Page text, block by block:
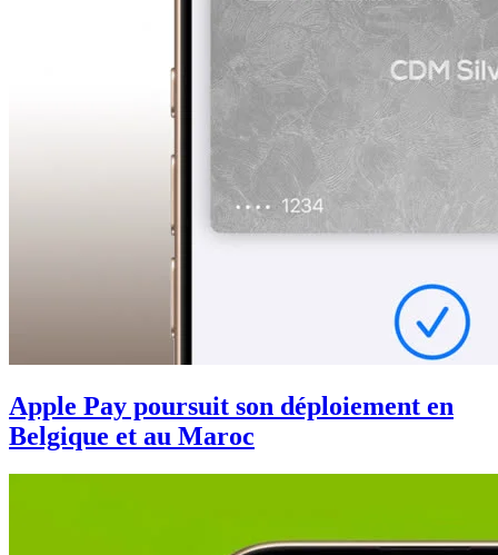
Apple Pay poursuit son déploiement en
Belgique et au Maroc